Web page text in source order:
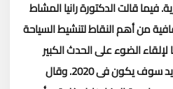
فيما قالت الدكتورة رانيا المشاط
من أهم النقاط لتنشيط السياحة
الضوء على الحدث الكبير
سوف يكون فى 2020.
وقال